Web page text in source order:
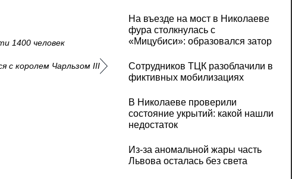
1400 человек
с королем Чарльзом III
На въезде на мост в Николаеве
фура столкнулась с
«Мицубиси»: образовался затор
Сотрудников ТЦК разоблачили в
фиктивных мобилизациях
В Николаеве проверили
состояние укрытий: какой нашли
недостаток
Из-за аномальной жары часть
Львова осталась без света